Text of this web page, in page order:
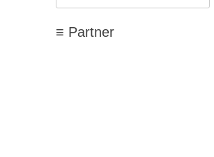
nach:
≡ Partner